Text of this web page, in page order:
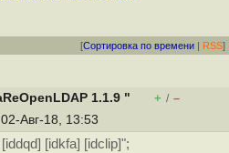
[Сортировка по времени | RSS]
1.1.9 " + / –
Авг-18, 13:53
[idkfa] [idclip]";